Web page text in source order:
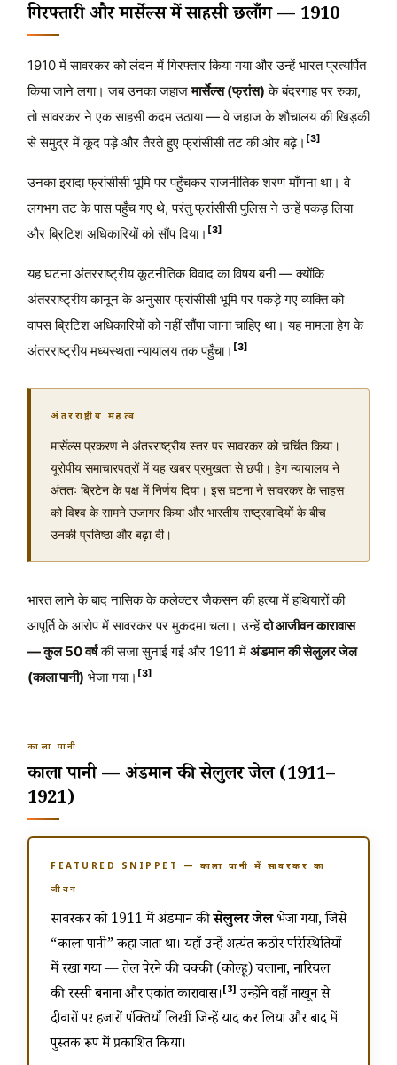
गिरफ्तारी और मार्सेल्स में साहसी छलाँग — 1910
1910 में सावरकर को लंदन में गिरफ्तार किया गया और उन्हें भारत प्रत्यर्पित
किया जाने लगा। जब उनका जहाजमार्सेल्स (फ्रांस) के बंदरगाह पर रुका,
तो सावरकर ने एक साहसी कदम उठाया — वे जहाज के शौचालय की खिड़की
से समुद्र में कूद पड़े और तैरते हुए फ्रांसीसी तट की ओर बढ़े। [3]
उनका इरादा फ्रांसीसी भूमि पर पहुँचकर राजनीतिक शरण माँगना था। वे
लगभग तट के पास पहुँच गए थे, परंतु फ्रांसीसी पुलिस ने उन्हें पकड़ लिया
और ब्रिटिश अधिकारियों को सौंप दिया। [3]
यह घटना अंतरराष्ट्रीय कूटनीतिक विवाद का विषय बनी — क्योंकि
अंतरराष्ट्रीय कानून के अनुसार फ्रांसीसी भूमि पर पकड़े गए व्यक्ति को
वापस ब्रिटिश अधिकारियों को नहीं सौंपा जाना चाहिए था। यह मामला हेग के
अंतरराष्ट्रीय मध्यस्थता न्यायालय तक पहुँचा। [3]
अंतरराष्ट्रीय महत्व
मार्सेल्स प्रकरण ने अंतरराष्ट्रीय स्तर पर सावरकर को चर्चित किया।
यूरोपीय समाचारपत्रों में यह खबर प्रमुखता से छपी। हेग न्यायालय ने
अंततः ब्रिटेन के पक्ष में निर्णय दिया। इस घटना ने सावरकर के साहस
को विश्व के सामने उजागर किया और भारतीय राष्ट्रवादियों के बीच
उनकी प्रतिष्ठा और बढ़ा दी।
भारत लाने के बाद नासिक के कलेक्टर जैकसन की हत्या में हथियारों की
आपूर्ति के आरोप में सावरकर पर मुकदमा चला। उन्हेंदो आजीवन कारावास
— कुल 50 वर्षकी सजा सुनाई गई और 1911 में अंडमान की सेलुलर जेल
(काला पानी) भेजा गया। [3]
काला पानी
काला पानी — अंडमान की सेलुलर जेल (1911–
1921)
FEATURED SNIPPET — काला पानी में सावरकर का
जीवन
सावरकर को 1911 में अंडमान कीसेलुलर जेलभेजा गया, जिसे
“काला पानी” कहा जाता था। यहाँ उन्हें अत्यंत कठोर परिस्थितियों
में रखा गया — तेल पेरने की चक्की (कोल्हू) चलाना, नारियल
की रस्सी बनाना और एकांत कारावास।[3] उन्होंने वहाँ नाखून से
दीवारों पर हजारों पंक्तियाँ लिखीं जिन्हें याद कर लिया और बाद में
पुस्तक रूप में प्रकाशित किया।